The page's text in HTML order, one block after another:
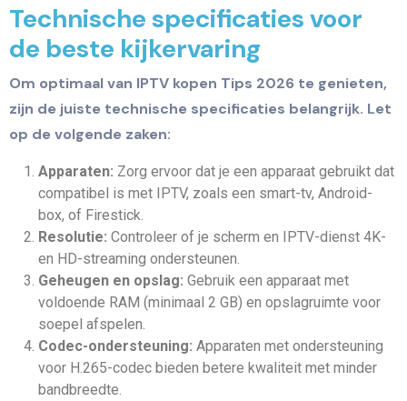
Technische specificaties voor
de beste kijkervaring
Om optimaal van IPTV kopen Tips 2026 te genieten,
zijn de juiste technische specificaties belangrijk. Let
op de volgende zaken:
Apparaten: Zorg ervoor dat je een apparaat gebruikt dat
compatibel is met IPTV, zoals een smart-tv, Android-
box, of Firestick.
Resolutie: Controleer of je scherm en IPTV-dienst 4K-
en HD-streaming ondersteunen.
Geheugen en opslag: Gebruik een apparaat met
voldoende RAM (minimaal 2 GB) en opslagruimte voor
soepel afspelen.
Codec-ondersteuning: Apparaten met ondersteuning
voor H.265-codec bieden betere kwaliteit met minder
bandbreedte.